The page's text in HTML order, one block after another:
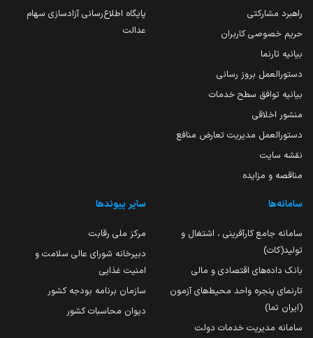
راهبرد مشارکتی
حریم خصوصی کاربران
بیانیه تارنما
دستورالعمل بروز رسانی
بیانیه توافق سطح خدمات
منشور اخلاقی
دستورالعمل مدیریت تعارض منافع
نقشه سایت
مناقصه و مزایده
پایگاه اطلاع‌رسانی آزادسازی سهام
عدالت
سامانه‌ها
سامانه جامع کارآفرینی ، اشتغال و
تولید(کات)
بانک داده‌های اقتصادی و مالی
تارنمای پنجره واحد محیط‌های آزمون
(ایران تما)
سامانه مدیریت خدمات دولت
سایر پیوندها
مرکز ملی رقابت
دبیرخانه شورای عالی سلامت و
امنیت غذایی
سازمان برنامه بودجه کشور
دیوان محاسبات کشور